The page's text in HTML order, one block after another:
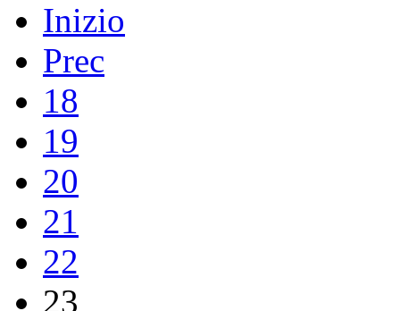
Inizio
Prec
18
19
20
21
22
23